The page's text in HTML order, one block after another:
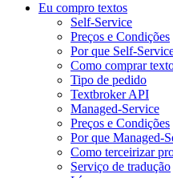
Eu compro textos
Self-Service
Preços e Condições
Por que Self-
Como comprar
Tipo de pedido
Textbroker API
Managed-Service
Preços e Condições
Por que Managed-
Como terceirizar
Serviço de tradução